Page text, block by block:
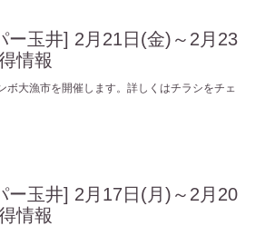
ー玉井] 2月21日(金)～2月23
情報
ボ大漁市を開催します。詳しくはチラシをチェ
ー玉井] 2月17日(月)～2月20
情報